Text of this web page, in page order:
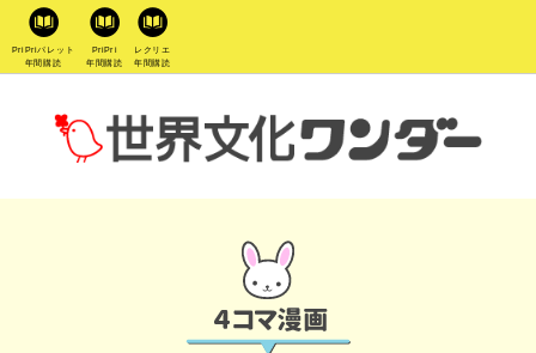
PriPriパレット
年間購読
PriPri
年間購読
レクリエ
年間購読